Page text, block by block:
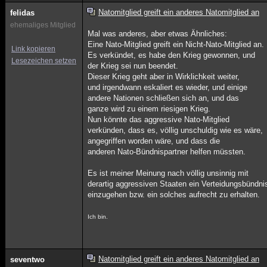
felidas
ehemaliges Mitglied
Link kopieren
Lesezeichen setzen
Natomitglied greift ein anderes Natomitglied an
Mal was anderes, aber etwas Ähnliches:
Eine Nato-Mitglied greift ein Nicht-Nato-Mitglied an.
Es verkündet, es habe den Krieg gewonnen, und
der Krieg sei nun beendet.
Dieser Krieg geht aber in Wirklichkeit weiter,
und irgendwann eskaliert es wieder, und einige
andere Nationen schließen sich an, und das
ganze wird zu einem riesigen Krieg.
Nun könnte das aggressive Nato-Mitglied
verkünden, dass es, völlig unschuldig wie es wäre,
angegriffen worden wäre, und dass die
anderen Nato-Bündnispartner helfen müssten.
Es ist meiner Meinung nach völlig unsinnig mit
derartig aggressiven Staaten ein
einzugehen bzw. ein solches aufrecht zu erhalten.
Ich bin.
seventwo Natomitglied greift ein anderes Natomitglied an